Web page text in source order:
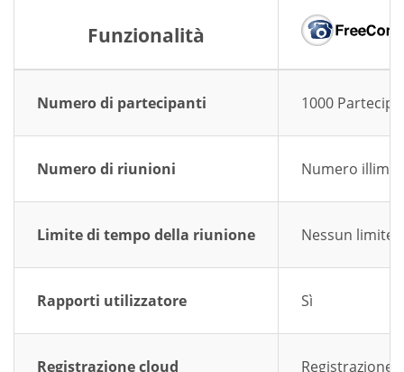
Funzionalità
Numero di partecipanti 1000
Numero di riunioni Numero
Limite di tempo della riunione Nessun limite
Rapporti utilizzatore Sì
Registrazione cloud Registrazione